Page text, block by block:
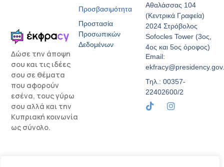
Δώσε την άποψη
σου και τις ιδέες
σου σε θέματα
που αφορούν
εσένα, τους γύρω
σου αλλά και την
Κυπριακή κοινωνία
ως σύνολο.
Προσβασιμότητα
Προστασία
Προσωπικών
Δεδομένων
Αθαλάσσας 104
(Κεντρικά Γραφεία)
2024 Στρόβολος
Sofocles Tower (3ος,
4ος και 5ος όροφος)
Email:
Τηλ.: 00357-
22402600/2
T
i
I